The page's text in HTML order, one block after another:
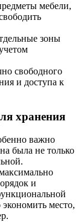
мебели,
зоны
свободного
и доступа к
хранения
важно
была не только
и
место,